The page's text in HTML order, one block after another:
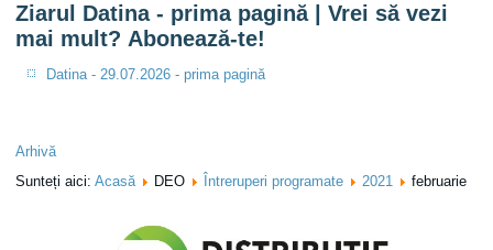
Ziarul Datina - prima pagină | Vrei să vezi
mai mult? Abonează-te!
Datina - 29.07.2026 - prima pagină
Arhivă
Sunteți aici:Acasă DEO Întreruperi programate 2021 februarie